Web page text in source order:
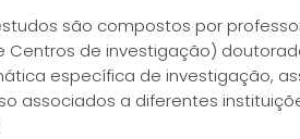
são compostos por
Centros de investigação)
específica de investigação,
associados a diferentes